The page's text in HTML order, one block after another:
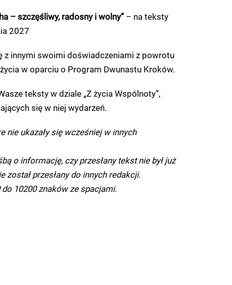
– szczęśliwy, radosny i wolny” – na teksty
2027
z innymi swoimi doświadczeniami z powrotu
w oparciu o Program Dwunastu Kroków.
teksty w dziale „Z życia Wspólnoty”,
się w niej wydarzeń.
nie ukazały się wcześniej w innych
o informację, czy przesłany tekst nie był już
został przesłany do innych redakcji.
10200 znaków ze spacjami.